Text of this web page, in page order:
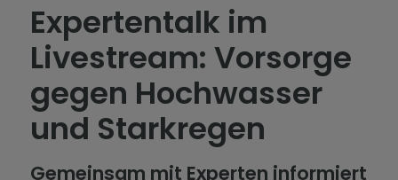
Expertentalk im
Livestream: Vorsorge
gegen Hochwasser
und Starkregen
Gemeinsam mit Experten informiert